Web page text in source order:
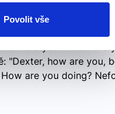
Povolit vše
are you?" How are
"Dexter, how are you,
are you doing?